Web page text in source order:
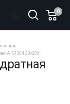
0
AISI 304 20х20х1